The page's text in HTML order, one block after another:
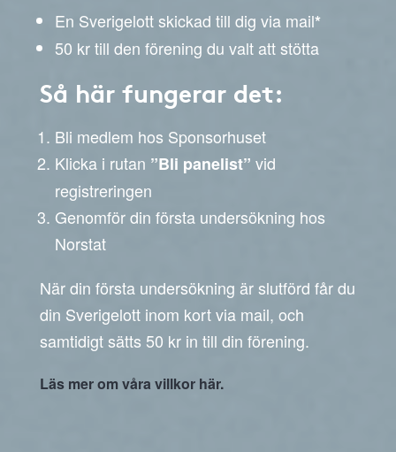
En Sverigelott skickad till dig via mail*
50 kr till den förening du valt att stötta
Så här fungerar det:
Bli medlem hos Sponsorhuset
Klicka i rutan ”Bli panelist” vid
registreringen
Genomför din första undersökning hos
Norstat
När din första undersökning är slutförd får du
din Sverigelott inom kort via mail, och
samtidigt sätts 50 kr in till din förening.
Läs mer om våra villkor här.